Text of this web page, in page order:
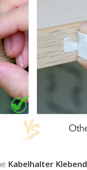
Kabelhalter Klebend